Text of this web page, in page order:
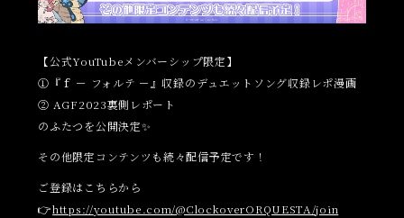
【公式YouTubeメンバーシップ限定】
①『ｆ － フォルテ －』収録のデュエットソング収録レポ漫画
② AGF2023裏側レポート
のふたつを公開決定✨
その他限定コンテンツも続々配信予定です！
ご登録はこちらから
👉https://youtube.com/@ClockoverORQUESTA/join